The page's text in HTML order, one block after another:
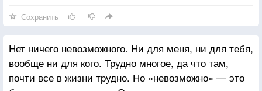
Сохранить
Нет ничего невозможного. Ни для меня, ни для тебя,
вообще ни для кого. Трудно многое, да что там,
почти все в жизни трудно. Но «невозможно» — это